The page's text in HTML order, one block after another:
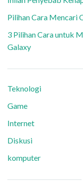
Pilihan Cara Mencari
3 Pilihan Cara untuk
Galaxy
Teknologi
Game
Internet
Diskusi
komputer